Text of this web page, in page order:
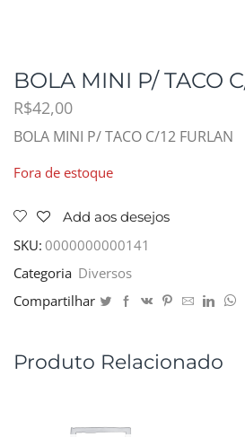
BOLA MINI P/ TACO
R$42,00
BOLA MINI P/ TACO C/12 FURLAN
Fora de estoque
Add aos desejos
SKU: 0000000000141
Categoria Diversos
Compartilhar
Produto Relacionado